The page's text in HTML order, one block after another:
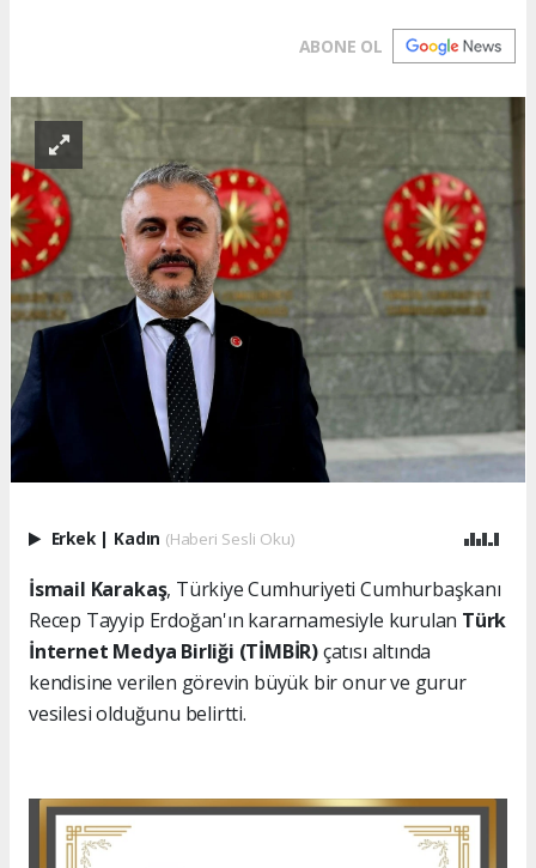
ABONE OL
Erkek | Kadın (Haberi Sesli Oku)
İsmail Karakaş, Türkiye Cumhuriyeti Cumhurbaşkanı
Recep Tayyip Erdoğan'ın kararnamesiyle kurulan Türk
İnternet Medya Birliği (TİMBİR)çatısı altında
kendisine verilen görevin büyük bir onur ve gurur
vesilesi olduğunu belirtti.